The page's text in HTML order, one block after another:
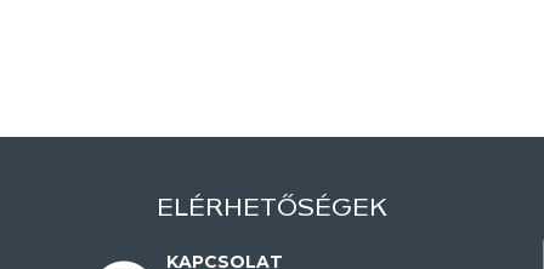
ELÉRHETŐSÉGEK
KAPCSOLAT